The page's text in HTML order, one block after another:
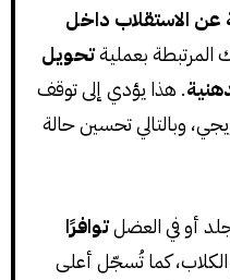
عن الاستقلاب داخل
بعمليةتحويل
. هذا يؤدي إلى توقف
وبالتالي تحسين حالة
أو في العضلتوافرًا
كما تُسجّل أعلى